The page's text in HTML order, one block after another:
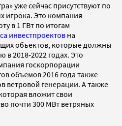
уже сейчас присутствуют по
игрока. Это компания
в 1 ГВт по итогам
инвестпроектов на
объектов, которые должны
в 2018-2022 годах. Это
госкорпорации
объемов 2016 года также
ветровой генерации. А также
вложит свои
почти 300 МВт ветряных